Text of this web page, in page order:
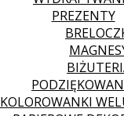
PREZENTY
KOLOROWANKI